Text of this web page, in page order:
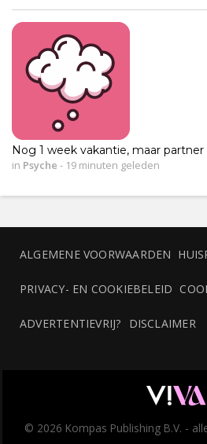
Nog 1 week vakantie, maar partner
in Psyche - 19 minuten geleden
ALGEMENE VOORWAARDEN
PRIVACY- EN COOKIEBELEID
ADVERTENTIEVRIJ? DISCLAIMER
© 2026 Kompas Publishing B.V. -